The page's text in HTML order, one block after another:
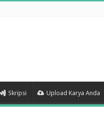
Skripsi Upload Karya Anda